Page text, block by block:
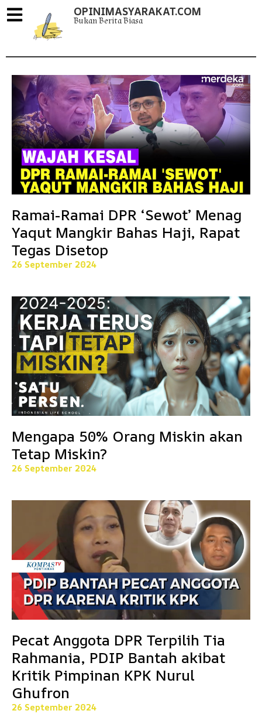
OPINIMASYARAKAT.COM
Bukan Berita Biasa
Ramai-Ramai DPR ‘Sewot’ Menag
Yaqut Mangkir Bahas Haji, Rapat
Tegas Disetop
26 September 2024
Mengapa 50% Orang Miskin akan
Tetap Miskin?
26 September 2024
Pecat Anggota DPR Terpilih Tia
Rahmania, PDIP Bantah akibat
Kritik Pimpinan KPK Nurul
Ghufron
26 September 2024